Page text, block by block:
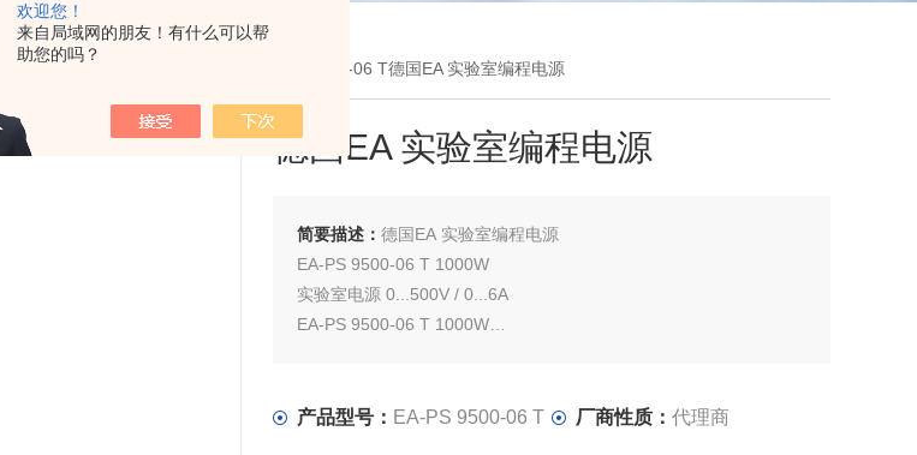
欢迎您！
来自局域网的朋友！有什么可以帮
助您的吗？
产品展示 > 交直流电源 > EA-PS 9500-06 T德国EA 实验室编程电源
德国EA 实验室编程电源
简要描述：德国EA 实验室编程电源
EA-PS 9500-06 T 1000W
实验室电源 0...500V / 0...6A
EA-PS 9500-06 T 1000W
产品型号： EA-PS 9500-06 T 厂商性质：代理商